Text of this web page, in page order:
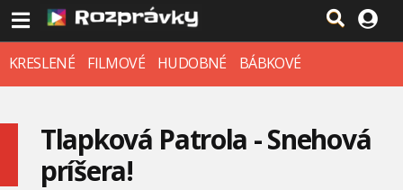
KRESLENÉ FILMOVÉ HUDOBNÉ BÁBKOVÉ
Tlapková Patrola - Snehová
príšera!